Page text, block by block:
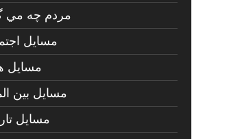
مردم چه مي
مسايل
مسايل
مسایل بین
مسایل